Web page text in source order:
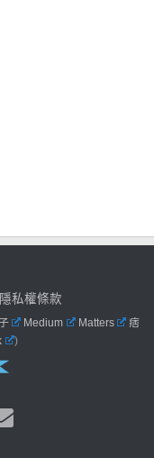
隱私權條款
Medium Matters
痞
)